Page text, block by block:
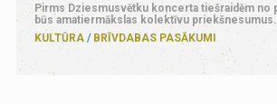
Pirms Dziesmusvētku koncerta tiešraidēm no
būs amatiermākslas kolektīvu
KULTŪRA
BRĪVDABAS PASĀKUMI